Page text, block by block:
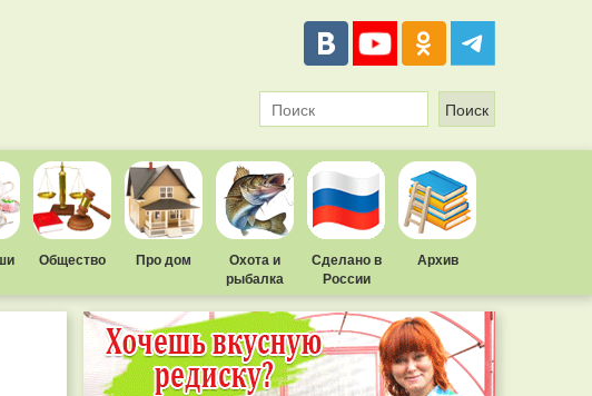
Общество Про дом
Охота и
рыбалка
Сделано в
России
Архив